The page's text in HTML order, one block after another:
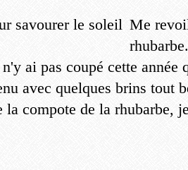
Me
ai pas coupé cette année
avec quelques brins tout
compote de la rhubarbe,